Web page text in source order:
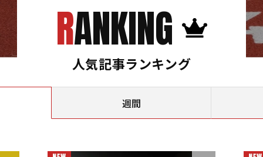
RANKING
人気記事ランキング
週間